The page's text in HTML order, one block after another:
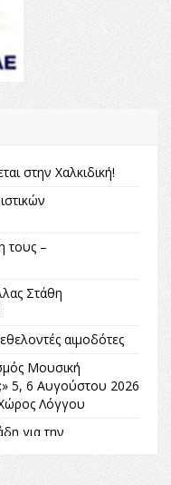
στην Χαλκιδική!
τους –
Στάθη
αιμοδότες
Μουσική
5, 6 Αυγούστου 2026
Λόγγου
για την
κορυφαίες
η ευθύνη απέναντι